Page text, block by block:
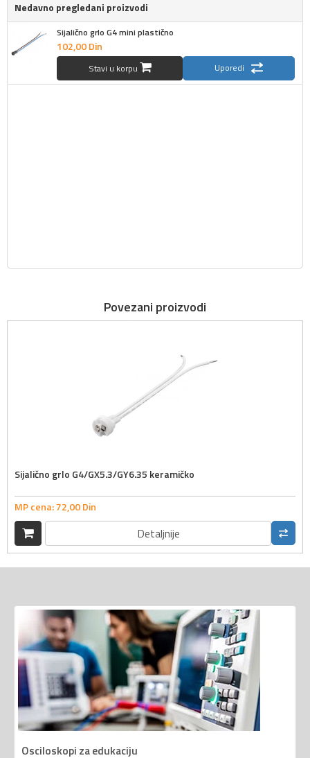
Nedavno pregledani proizvodi
Sijalično grlo G4 mini plastično
102,00Din
Stavi u korpu Uporedi
Povezani proizvodi
Sijalično grlo G4/GX5.3/GY6.35 keramičko
MP cena:72,00Din
Detaljnije
Osciloskopi za edukaciju